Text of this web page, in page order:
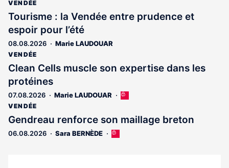
VENDÉE
Tourisme : la Vendée entre prudence et
espoir pour l’été
08.08.2026 Marie LAUDOUAR
VENDÉE
Clean Cells muscle son expertise dans les
protéines
07.08.2026 Marie LAUDOUAR
Cet
réservé
VENDÉE
Gendreau renforce son maillage breton
06.08.2026 Sara BERNÈDE
Cet